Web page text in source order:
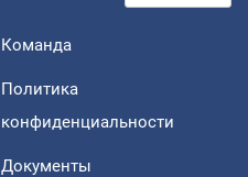
Команда
Политика
конфиденциальности
Документы